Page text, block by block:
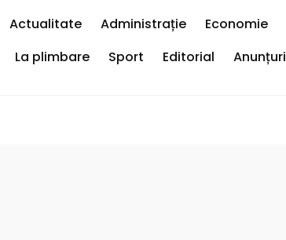
Actualitate Administrație Economie
La plimbare Sport Editorial Anunțuri